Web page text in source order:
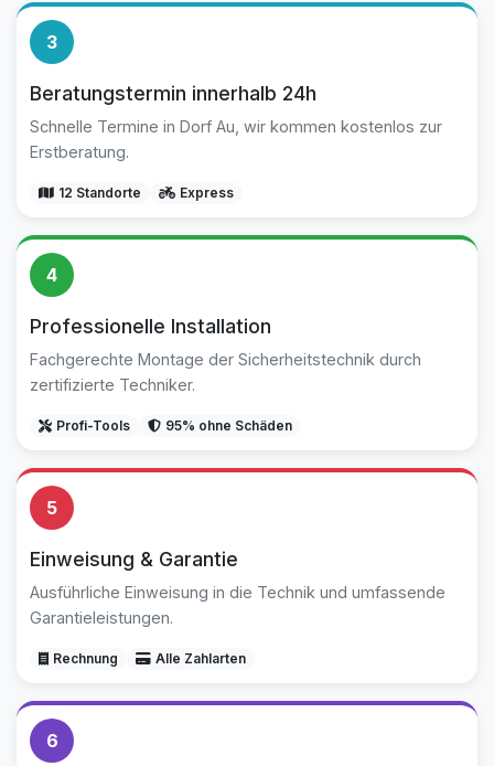
3
Beratungstermin innerhalb 24h
Schnelle Termine in Dorf Au, wir kommen kostenlos zur
Erstberatung.
12 Standorte Express
4
Professionelle Installation
Fachgerechte Montage der Sicherheitstechnik durch
zertifizierte Techniker.
Profi-Tools 95% ohne Schäden
5
Einweisung & Garantie
Ausführliche Einweisung in die Technik und umfassende
Garantieleistungen.
Rechnung Alle Zahlarten
6